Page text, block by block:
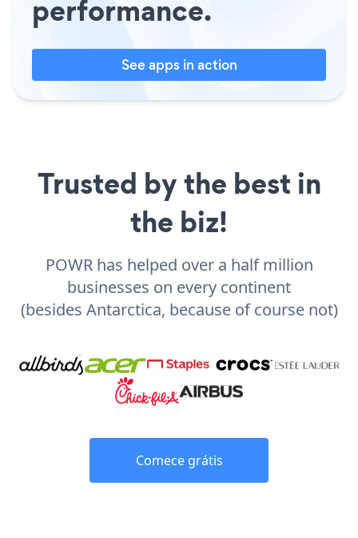
performance.
See apps in action
Trusted by the best in
the biz!
POWR has helped over a half million
businesses on every continent
(besides Antarctica, because of course not)
Comece grátis